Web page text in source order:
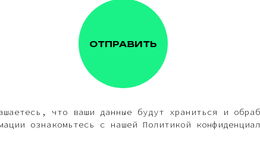
ОТПРАВИТЬ
что ваши данные будут храниться и
ознакомьтесь с нашей Политикой